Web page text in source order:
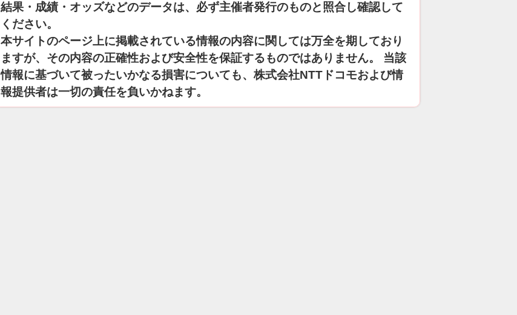
結果・成績・オッズなどのデータは、必ず主催者発行のものと照合し確認して
ください。
本サイトのページ上に掲載されている情報の内容に関しては万全を期しており
ますが、その内容の正確性および安全性を保証するものではありません。 当該
情報に基づいて被ったいかなる損害についても、株式会社NTTドコモおよび情
報提供者は一切の責任を負いかねます。